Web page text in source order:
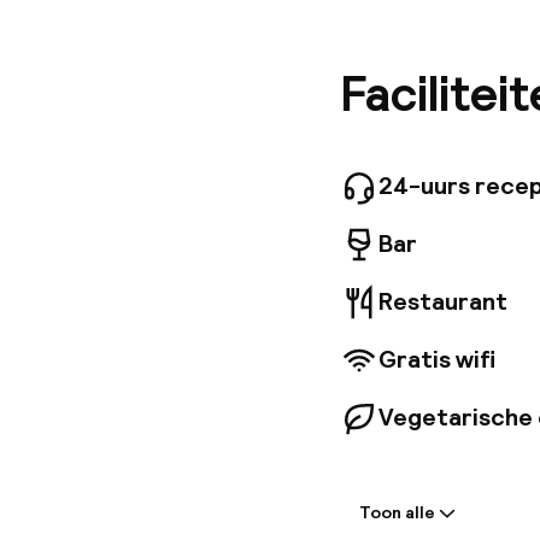
zijn
onder
24-uurs
Bar
Restaurant
Gratis wifi
Toon alle